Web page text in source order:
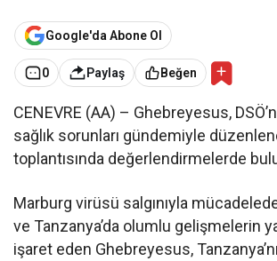
Google'da Abone Ol
0 Paylaş Beğen
CENEVRE (AA) – Ghebreyesus,
sağlık sorunları gündemiyle
toplantısında değerlendirmelerde
Marburg virüsü salgınıyla
ve Tanzanya’da olumlu gelişmelerin
işaret eden Ghebreyesus,